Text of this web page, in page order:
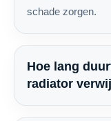
schade zorgen.
Hoe lang
radiator